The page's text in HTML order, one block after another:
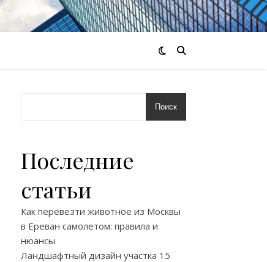
Поиск
Последние
статьи
Как перевезти животное из Москвы
в Ереван самолетом: правила и
нюансы
Ландшафтный дизайн участка 15